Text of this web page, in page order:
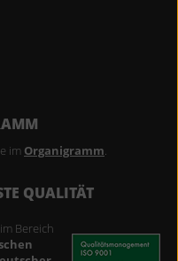
im Organigramm.
QUALITÄT
Bereich